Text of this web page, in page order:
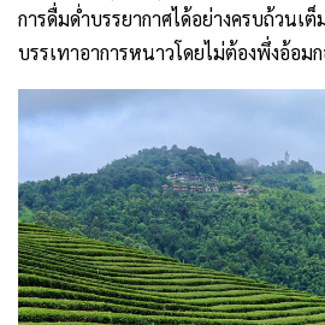
การดื่มด่ำบรรยากาศได้อย่างครบถ้วนเ
บรรเทาอาการหนาวโดยไม่ต้องพึ่งอ้อ